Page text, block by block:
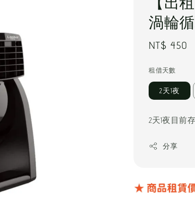
渦輪
Regular
NT$ 450
租借天數
2天1夜
2天1夜目前
分享